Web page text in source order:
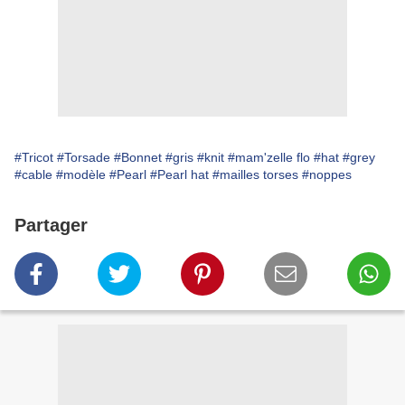
#Tricot #Torsade #Bonnet #gris #knit #mam'zelle flo #hat #grey
#cable #modèle #Pearl #Pearl hat #mailles torses #noppes
Partager